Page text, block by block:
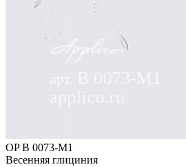
OP B 0073-M1
Весенняя глициния